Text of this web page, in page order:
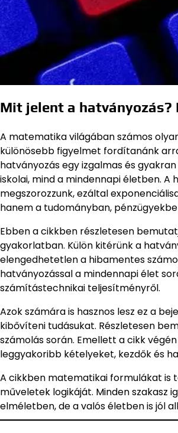
Mit jelent a
A matematika világában számos
különösebb figyelmet fordítanánk
hatványozás egy izgalmas és
iskolai, mind a mindennapi életben.
megszorozzunk, ezáltal
hanem a tudományban,
Ebben a cikkben részletesen
gyakorlatban. Külön kitérünk a
elengedhetetlen a hibamentes
hatványozással a mindennapi élet
számítástechnikai teljesítményről.
Azok számára is hasznos lesz ez a
kibővíteni tudásukat. Részletesen
számolás során. Emellett a cikk
leggyakoribb kételyeket, kezdők és
A cikkben matematikai formulákat is
műveletek logikáját. Minden szakasz
elméletben, de a valós életben is jól